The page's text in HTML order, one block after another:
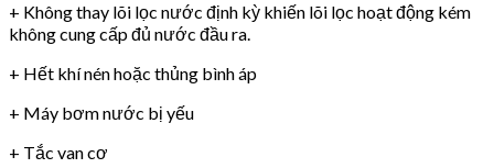
+ Không thay lõi lọc nước định kỳ khiến lõi lọc hoạt động kém
không cung cấp đủ nước đầu ra.
+ Hết khí nén hoặc thủng bình áp
+ Máy bơm nước bị yếu
+ Tắc van cơ